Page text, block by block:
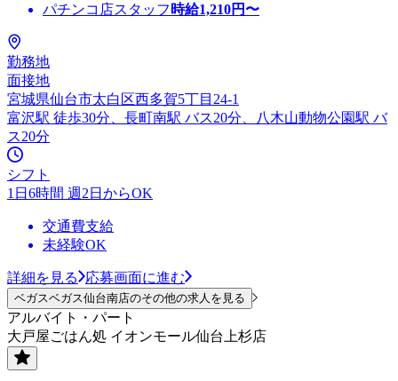
パチンコ店スタッフ 時給1,210円〜
勤務地
面接地
宮城県仙台市太白区西多賀5丁目24-1
富沢駅 徒歩30分、長町南駅 バス20分、八木山動物公園駅 バ
ス20分
シフト
1日6時間 週2日からOK
交通費支給
未経験OK
詳細を見る 応募画面に進む
ベガスベガス仙台南店のその他の求人を見る
アルバイト・パート
大戸屋ごはん処 イオンモール仙台上杉店